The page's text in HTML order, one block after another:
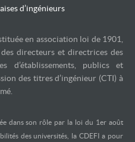
d’ingénieurs
en association loi de 1901,
des directeurs et directrices des
d’établissements, publics et
des titres d’ingénieur (CTI) à
dans son rôle par la loi du 1er août
des universités, la CDEFI a pour